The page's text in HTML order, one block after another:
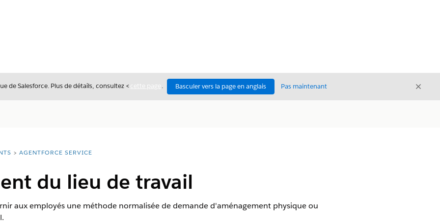
de Salesforce. Plus de détails, consultez <cette page . Basculer vers la page en anglais Pas maintenant Fermer
AGENTFORCE SERVICE
du lieu de travail
aux employés une méthode normalisée de demande d'aménagement physique ou